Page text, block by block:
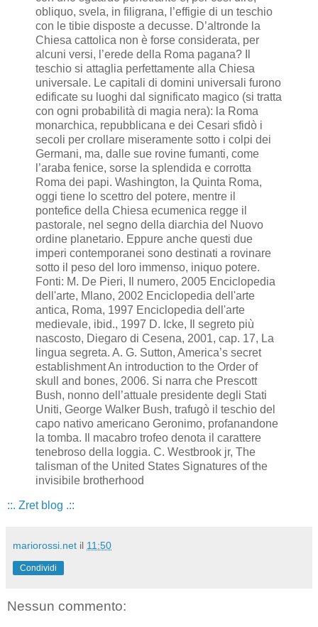
::. Zret blog .::
mariorossi.net il 11:50
Condividi
Nessun commento: